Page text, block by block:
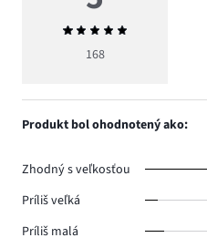
Priemerné
hodnotenie
168
Produkt bol ohodnotený ako:
Zhodný s veľkosťou
Príliš veľká
Príliš malá